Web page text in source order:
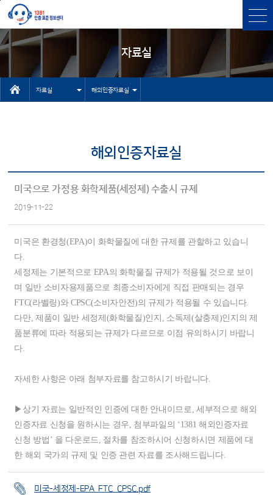
본문바로가기
주메뉴 바로가기
자료실
자료실
상담
고객센터
NEP/NET헬
프데스크
해외인증자료실
유용한 사이
기타 자료실
해외인증자료실
미국으로 가정용 화학제품(세정제) 수출시 규제
2019-11-22
미국은 환경청(EPA)이 화학물질에 대한 규제를 관할하고 있습니
다.
세정제는 기본적으로 EPA의 화학물질 규제가 적용될 것으로 보이
며 일반 소비자용제품으로 최종소비자에게 직접 판매되는 경우
FTC(라벨링)와 CPSC(소비자안전)의 규제가 적용될 수 있습니다.
다만, 제품이 일반 세정제(화학물질)인지, 소독제(살충제)인지의 제
품분류에 따라 적용되는 규제가 다르므로 이점 유의하시기 바랍니
다.
자세한 사항은 아래 첨부자료를 참고하시기 바랍니다.
▶상기 자료는 일반적인 인증에 대한 안내이므로, 세부적으로 해외
인증자료 신청을 원하시는 경우, 첨부파일의 ‘1381 해외인증자료
신청 방법’ 을 다운로드, 절차를 참조하시어 신청하시면 제품에 대
한 해외 국가의 규제 및 인증 관련 자료를 조사해드립니다.
미국-세정제-EPA_FTC_CPSC.pdf